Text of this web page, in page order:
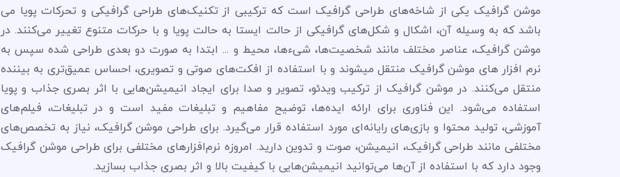
موشن گرافیک یکی از شاخه‌های طراحی گرافیک است که ترکیبی از تکنیک‌های طراحی گرافیکی و تحرکات پویا می
باشد که به وسیله آن، اشکال و شکل‌های گرافیکی از حالت ایستا به حالت پویا و با حرکات متنوع تغییر می‌کنند. در
موشن گرافیک، عناصر مختلف مانند شخصیت‌ها، شیءها، محیط و ... ابتدا به صورت دو بعدی طراحی شده سپس به
نرم افزار های موشن گرافیک منتقل میشوند و با استفاده از افکت‌های صوتی و تصویری، احساس عمیق‌تری به بیننده
منتقل می‌کنند. در موشن گرافیک از ترکیب ویدئو، تصویر و صدا برای ایجاد انیمیشن‌هایی با اثر بصری جذاب و پویا
استفاده می‌شود. این فناوری برای ارائه ایده‌ها، توضیح مفاهیم و تبلیغات مفید است و در تبلیغات، فیلم‌های
آموزشی، تولید محتوا و بازی‌های رایانه‌ای مورد استفاده قرار می‌گیرد. برای طراحی موشن گرافیک، نیاز به تخصص‌های
مختلفی مانند طراحی گرافیک، انیمیشن، صوت و تدوین دارید. امروزه نرم‌افزارهای مختلفی برای طراحی موشن گرافیک
وجود دارد که با استفاده از آن‌ها می‌توانید انیمیشن‌هایی با کیفیت بالا و اثر بصری جذاب بسازید.